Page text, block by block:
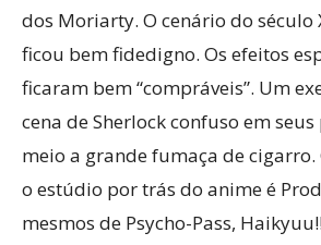
dos Moriarty. O cenário do século
ficou bem fidedigno. Os efeitos
ficaram bem “compráveis”. Um
cena de Sherlock confuso em
meio a grande fumaça de cigarro.
o estúdio por trás do anime é
mesmos de Psycho-Pass,